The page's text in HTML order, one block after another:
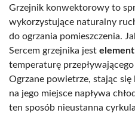
Grzejnik konwektorowy to
wykorzystujące naturalny
do ogrzania pomieszczenia.
Sercem grzejnika jest
temperaturę
Ogrzane powietrze, stając się
na jego miejsce napływa
ten sposób nieustanna